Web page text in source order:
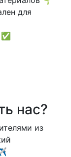
для
нас?
из